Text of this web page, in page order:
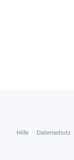
Hilfe Datenschutz